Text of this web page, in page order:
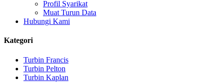
Profil Syarikat
Muat Turun Data
Hubungi Kami
Kategori
Turbin Francis
Turbin Pelton
Turbin Kaplan